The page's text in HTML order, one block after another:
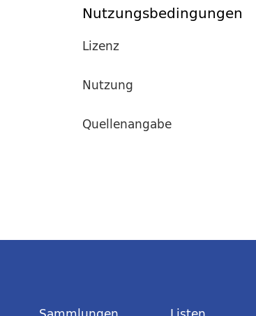
Nutzungsbedingungen
Lizenz
Nutzung
Quellenangabe